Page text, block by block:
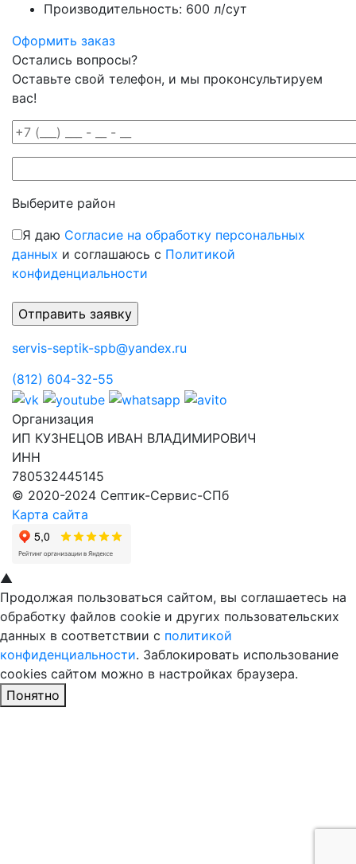
Производительность: 600 л/сут
Оформить заказ
Остались вопросы?
Оставьте свой телефон, и мы проконсультируем
вас!
Выберите район
Я даю Согласие на обработку персональных
данных и соглашаюсь с Политикой
конфиденциальности
servis-septik-spb@yandex.ru
(812) 604-32-55
Организация
ИП КУЗНЕЦОВ ИВАН ВЛАДИМИРОВИЧ
ИНН
780532445145
© 2020-2024 Септик-Сервис-СПб
Карта сайта
▲
Продолжая пользоваться сайтом, вы соглашаетесь на
обработку файлов cookie и других пользовательских
данных в соответствии с политикой
конфиденциальности. Заблокировать использование
cookies сайтом можно в настройках браузера.
Понятно